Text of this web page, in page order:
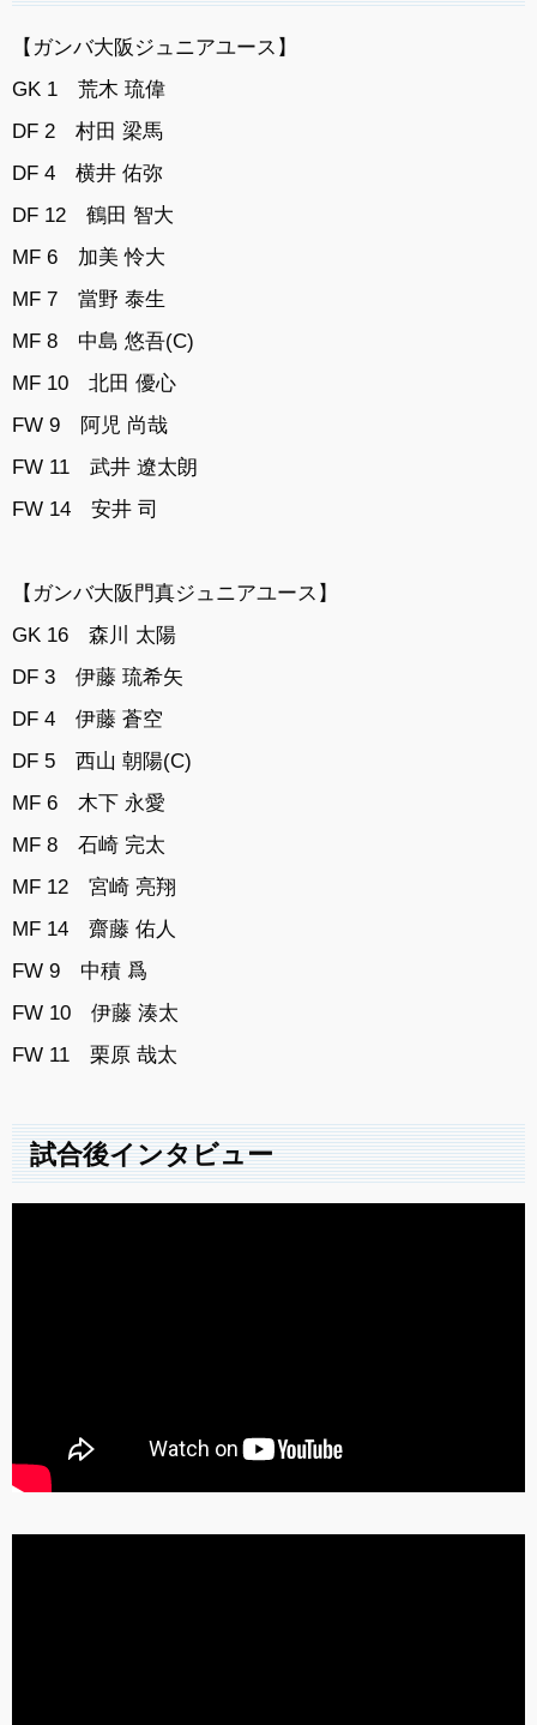
【ガンバ大阪ジュニアユース】
GK 1 荒木 琉偉
DF 2 村田 梁馬
DF 4 横井 佑弥
DF 12 鶴田 智大
MF 6 加美 怜大
MF 7 當野 泰生
MF 8 中島 悠吾(C)
MF 10 北田 優心
FW 9 阿児 尚哉
FW 11 武井 遼太朗
FW 14 安井 司
【ガンバ大阪門真ジュニアユース】
GK 16 森川 太陽
DF 3 伊藤 琉希矢
DF 4 伊藤 蒼空
DF 5 西山 朝陽(C)
MF 6 木下 永愛
MF 8 石崎 完太
MF 12 宮崎 亮翔
MF 14 齋藤 佑人
FW 9 中積 爲
FW 10 伊藤 湊太
FW 11 栗原 哉太
試合後インタビュー